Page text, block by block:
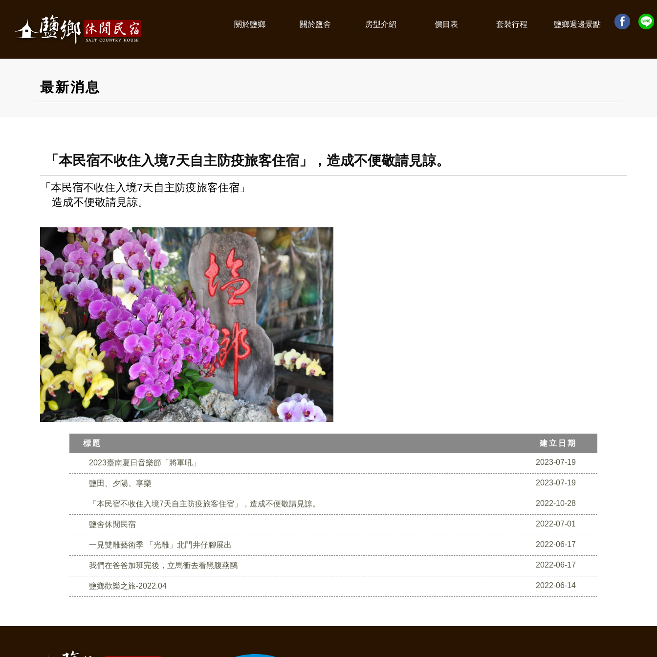
關於鹽鄉 關於鹽舍 房型介紹 價目表 套裝行程 鹽鄉週邊景點
最新消息
「本民宿不收住入境7天自主防疫旅客住宿」，造成不便敬請見諒。
「本民宿不收住入境7天自主防疫旅客住宿」
造成不便敬請見諒。
建立日期
標題
2023-07-19
2023臺南夏日音樂節「將軍吼」
2023-07-19
鹽田、夕陽、享樂
2022-10-28
「本民宿不收住入境7天自主防疫旅客住宿」，造成不便敬請見諒。
2022-07-01
鹽舍休閒民宿
2022-06-17
一見雙雕藝術季 「光雕」北門井仔腳展出
2022-06-17
我們在爸爸加班完後，立馬衝去看黑腹燕鷗
2022-06-14
鹽鄉歡樂之旅-2022.04